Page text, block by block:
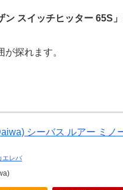
ン スイッチヒッター 65S」
探れます。
シーバス ルアー ミノ
エレバ